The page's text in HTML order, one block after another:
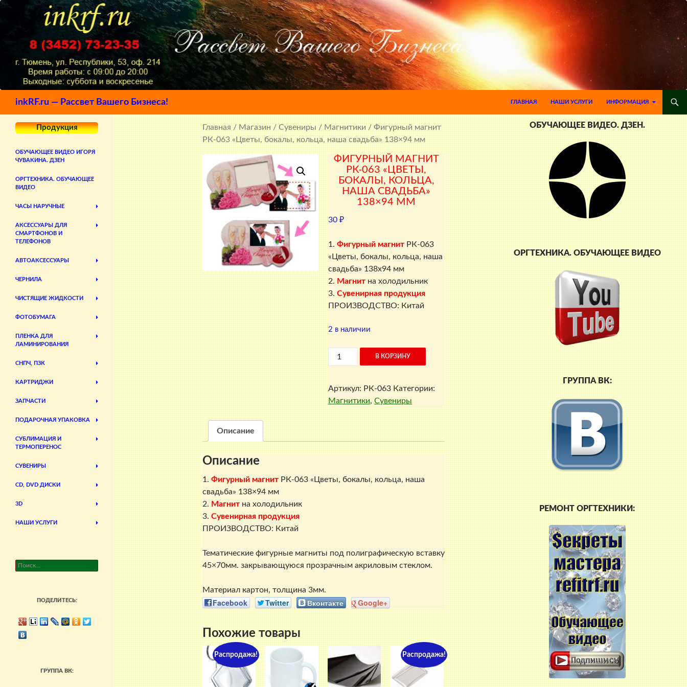
inkRF.ru — Рассвет Вашего Бизнеса!
ГЛАВНАЯ
НАШИ УСЛУГИ ИНФОРМАЦИЯ
Главная/Магазин/Сувениры/Магнитики/ Фигурный магнит
РК-063 «Цветы, бокалы, кольца, наша свадьба» 138×94 мм
ФИГУРНЫЙ МАГНИТ
РК-063 «ЦВЕТЫ,
БОКАЛЫ, КОЛЬЦА,
НАША СВАДЬБА»
138×94 ММ
30₽
1.Фигурный магнит РК-063
«Цветы, бокалы, кольца, наша
свадьба» 138х94 мм
2. Магнит на холодильник
3.Сувенирная продукция
ПРОИЗВОДСТВО: Китай
2 в наличии
Количество
товара
Фигурный
магнит
РК-063
"Цветы,
бокалы,
кольца,
наша
138х94
В КОРЗИНУ
Артикул: РК-063 Категории:
Магнитики,Сувениры
Описание
Описание
1. Фигурный магнитРК-063 «Цветы, бокалы, кольца, наша
свадьба» 138×94 мм
2. Магнитна холодильник
3. Сувенирная продукция
ПРОИЗВОДСТВО: Китай
Тематические фигурные магниты под полиграфическую вставку
45×70мм. закрывающуюся прозрачным акриловым стеклом.
Материал картон, толщина 3мм.
Facebook Twitter Вконтакте Google+
Похожие товары
Распродажа! Распродажа!
ОБУЧАЮЩЕЕ ВИДЕО. ДЗЕН.
ОРГТЕХНИКА. ОБУЧАЮЩЕЕ ВИДЕО
ГРУППА ВК:
РЕМОНТ ОРГТЕХНИКИ:
Продукция
ОБУЧАЮЩЕЕ ВИДЕО ИГОРЯ
ЧУВАКИНА. ДЗЕН
ОРГТЕХНИКА. ОБУЧАЮЩЕЕ
ВИДЕО
ЧАСЫ НАРУЧНЫЕ
АКСЕССУАРЫ ДЛЯ
СМАРТФОНОВ И
ТЕЛЕФОНОВ
АВТОАКСЕССУАРЫ
ЧЕРНИЛА
ЧИСТЯЩИЕ ЖИДКОСТИ
ФОТОБУМАГА
ПЛЕНКА ДЛЯ
ЛАМИНИРОВАНИЯ
СНПЧ, ПЗК
КАРТРИДЖИ
ЗАПЧАСТИ
ПОДАРОЧНАЯ УПАКОВКА
СУБЛИМАЦИЯ И
ТЕРМОПЕРЕНОС
СУВЕНИРЫ
CD, DVD ДИСКИ
3D
НАШИ УСЛУГИ
Найти:
ПОДЕЛИТЕСЬ:
ГРУППА ВК: